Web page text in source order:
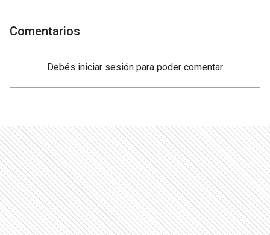
Comentarios
Debés iniciar sesión para poder comentar